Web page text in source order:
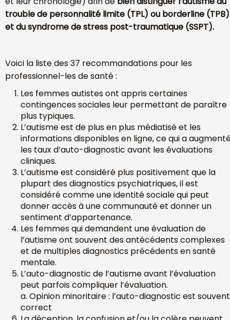
trouble de personnalité limite (TPL) ou borderline (TPB)
et du syndrome de stress post-traumatique (SSPT).
Voici la liste des 37 recommandations pour les
professionnel-les de santé :
Les femmes autistes ont appris certaines
contingences sociales leur permettant de paraître
plus typiques.
L’autisme est de plus en plus médiatisé et les
informations disponibles en ligne, ce qui a
les taux d’auto-diagnostic avant les évaluations
cliniques.
L’autisme est considéré plus positivement que la
plupart des diagnostics psychiatriques, il est
considéré comme une identité sociale qui peut
donner accès à une communauté et donner un
sentiment d’appartenance.
Les femmes qui demandent une évaluation de
l’autisme ont souvent des antécédents complexes
et de multiples diagnostics précédents en santé
mentale.
L’auto-diagnostic de l’autisme avant l’évaluation
peut parfois compliquer l’évaluation.
a. Opinion minoritaire : l’auto-diagnostic est souvent
correct